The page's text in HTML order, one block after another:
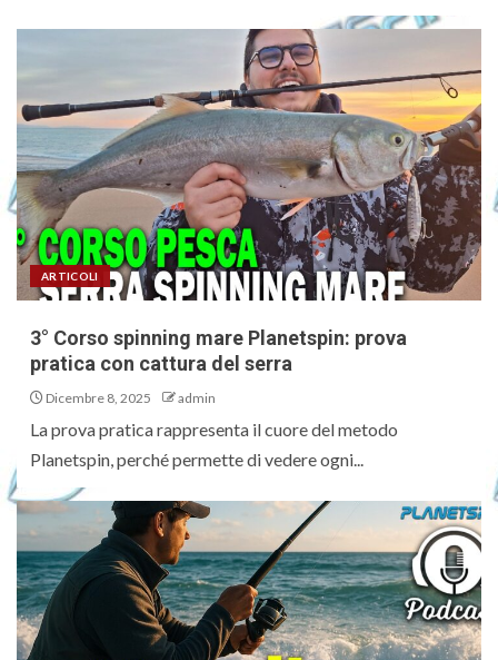
ARTICOLI
3° Corso spinning mare Planetspin: prova
pratica con cattura del serra
Dicembre 8, 2025 admin
La prova pratica rappresenta il cuore del metodo
Planetspin, perché permette di vedere ogni...